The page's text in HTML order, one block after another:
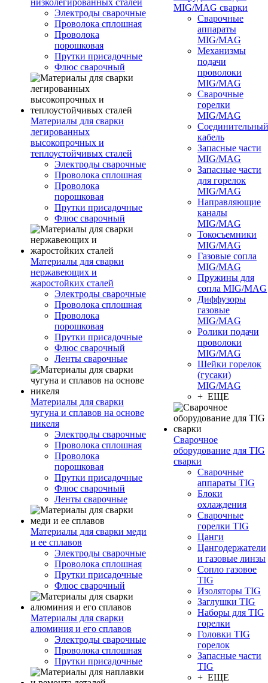
низколегированных сталей
Электроды сварочные
Проволока сплошная
Проволока
порошковая
Прутки присадочные
Флюс сварочный
Материалы для сварки
легированных
высокопрочных и
теплоустойчивых сталей
Электроды сварочные
Проволока сплошная
Проволока
порошковая
Прутки присадочные
Флюс сварочный
Материалы для сварки
нержавеющих и
жаростойких сталей
Электроды сварочные
Проволока сплошная
Проволока
порошковая
Прутки присадочные
Флюс сварочный
Ленты сварочные
Материалы для сварки
чугуна и сплавов на основе
никеля
Электроды сварочные
Проволока сплошная
Проволока
порошковая
Прутки присадочные
Флюс сварочный
Ленты сварочные
Материалы для сварки меди
и ее сплавов
Электроды сварочные
Проволока сплошная
Прутки присадочные
Флюс сварочный
Материалы для сварки
алюминия и его сплавов
Электроды сварочные
Проволока сплошная
Прутки присадочные
MIG/MAG сварки
Сварочные
аппараты
MIG/MAG
Механизмы
подачи
проволоки
MIG/MAG
Сварочные
горелки
MIG/MAG
Соединительный
кабель
Запасные части
MIG/MAG
Запасные части
для горелок
MIG/MAG
Направляющие
каналы
MIG/MAG
Токосъемники
MIG/MAG
Газовые сопла
MIG/MAG
Пружины для
сопла MIG/MAG
Диффузоры
газовые
MIG/MAG
Ролики подачи
проволоки
MIG/MAG
Шейки горелок
(гусаки)
MIG/MAG
+ ЕЩЕ
Сварочное
оборудование для TIG
сварки
Сварочные
аппараты TIG
Блоки
охлаждения
Сварочные
горелки TIG
Цанги
Цангодержатели
и газовые линзы
Сопло газовое
TIG
Изоляторы TIG
Заглушки TIG
Наборы для TIG
горелки
Головки TIG
горелок
Запасные части
TIG
+ ЕЩЕ